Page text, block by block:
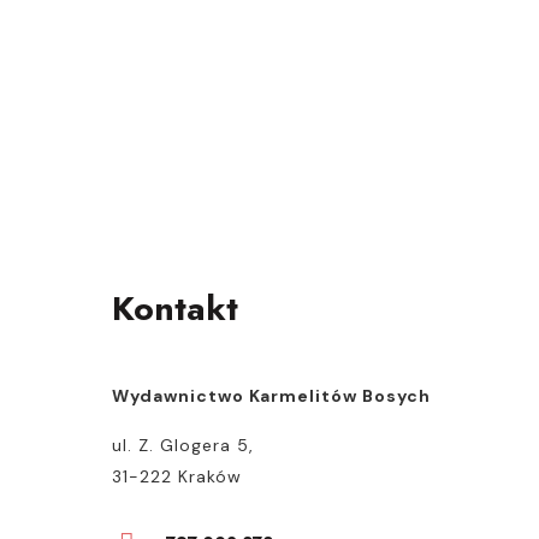
Kontakt
Wydawnictwo Karmelitów Bosych
ul. Z. Glogera 5,
31-222 Kraków